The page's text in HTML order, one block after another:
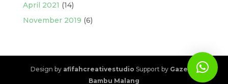
April 2021 (14)
November 2019 (6)
Design by afifahcreativestudio Support by Gazebo
Bambu Malang